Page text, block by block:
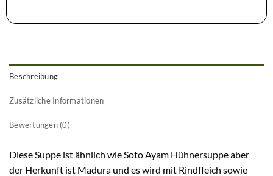
Beschreibung
Zusätzliche Informationen
Bewertungen (0)
Diese Suppe ist ähnlich wie Soto Ayam Hühnersuppe aber
der Herkunft ist Madura und es wird mit Rindfleich sowie